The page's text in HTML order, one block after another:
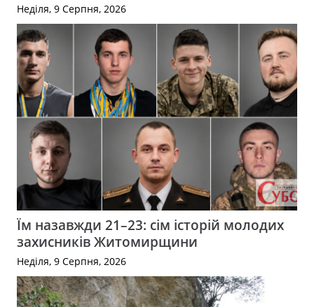
Неділя, 9 Серпня, 2026
Їм назавжди 21–23: сім історій молодих
захисників Житомирщини
Неділя, 9 Серпня, 2026